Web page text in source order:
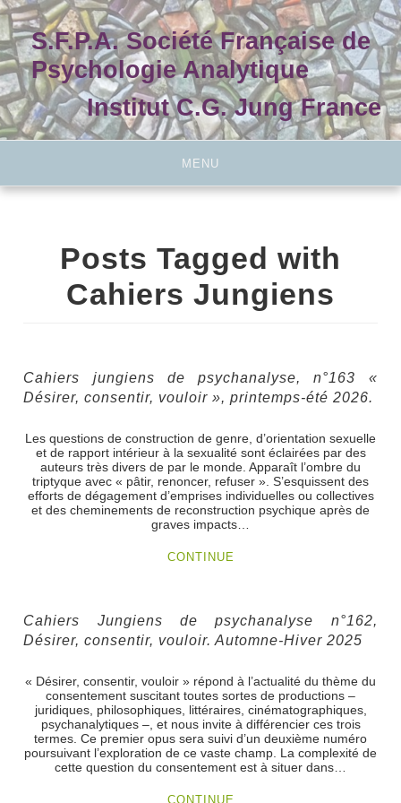
Skip
to
contentS.F.P.A. Société Française de
Psychologie Analytique
Institut C.G. Jung France
MENU
Posts Tagged with
Cahiers Jungiens
Cahiers jungiens de psychanalyse, n°163 «
Désirer, consentir, vouloir », printemps-été 2026.
Les questions de construction de genre, d’orientation sexuelle
et de rapport intérieur à la sexualité sont éclairées par des
auteurs très divers de par le monde. Apparaît l’ombre du
triptyque avec « pâtir, renoncer, refuser ». S’esquissent des
efforts de dégagement d’emprises individuelles ou collectives
et des cheminements de reconstruction psychique après de
graves impacts…
CONTINUE
Cahiers Jungiens de psychanalyse n°162,
Désirer, consentir, vouloir. Automne-Hiver 2025
« Désirer, consentir, vouloir » répond à l’actualité du thème du
consentement suscitant toutes sortes de productions –
juridiques, philosophiques, littéraires, cinématographiques,
psychanalytiques –, et nous invite à différencier ces trois
termes. Ce premier opus sera suivi d’un deuxième numéro
poursuivant l’exploration de ce vaste champ. La complexité de
cette question du consentement est à situer dans…
CONTINUE